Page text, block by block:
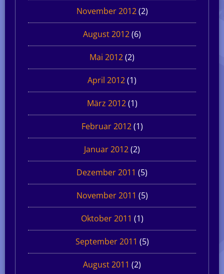
November 2012(2)
August 2012(6)
Mai 2012(2)
April 2012(1)
März 2012(1)
Februar 2012(1)
Januar 2012(2)
Dezember 2011 (5)
November 2011 (5)
Oktober 2011 (1)
September 2011 (5)
August 2011 (2)